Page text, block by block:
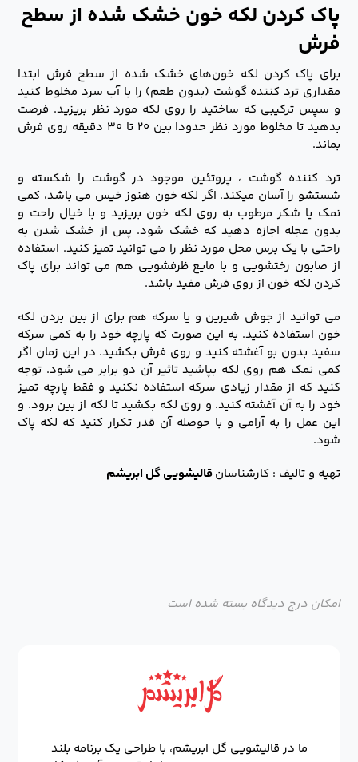
پاک کردن لکه خون خشک شده از سطح
فرش
برای پاک کردن لکه خون‌های خشک شده از سطح فرش ابتدا
مقداری ترد کننده گوشت (بدون طعم) را با آب سرد مخلوط کنید
و سپس ترکیبی که ساختید را روی لکه مورد نظر بریزید. فرصت
بدهید تا مخلوط مورد نظر حدودا بین ۲۰ تا ۳۰ دقیقه روی فرش
بماند.
ترد کننده گوشت ، پروتئین موجود در گوشت را شکسته و
شستشو را آسان میکند. اگر لکه خون هنوز خیس می باشد، کمی
نمک یا شکر مرطوب به روی لکه خون بریزید و با خیال راحت و
بدون عجله اجازه دهید که خشک شود. پس از خشک شدن به
راحتی با یک برس محل مورد نظر را می توانید تمیز کنید. استفاده
از صابون رختشویی و با مایع ظرفشویی هم می تواند برای پاک
کردن لکه خون از روی فرش مفید باشد.
می توانید از جوش شیرین و یا سرکه هم برای از بین بردن لکه
خون استفاده کنید. به این صورت که پارچه خود را به کمی سرکه
سفید بدون بو آغشته کنید و روی فرش بکشید. در این زمان اگر
کمی نمک هم روی لکه بپاشید تاثیر آن دو برابر می شود. توجه
کنید که از مقدار زیادی سرکه استفاده نکنید و فقط پارچه تمیز
خود را به آن آغشته کنید. و روی لکه بکشید تا لکه از بین برود. و
این عمل را به آرامی و با حوصله آن قدر تکرار کنید که لکه پاک
شود.
تهیه و تالیف : کارشناسانقالیشویی گل ابریشم
امکان درج دیدگاه بسته شده است
ما در قالیشویی گل ابریشم، با طراحی یک برنامه بلند